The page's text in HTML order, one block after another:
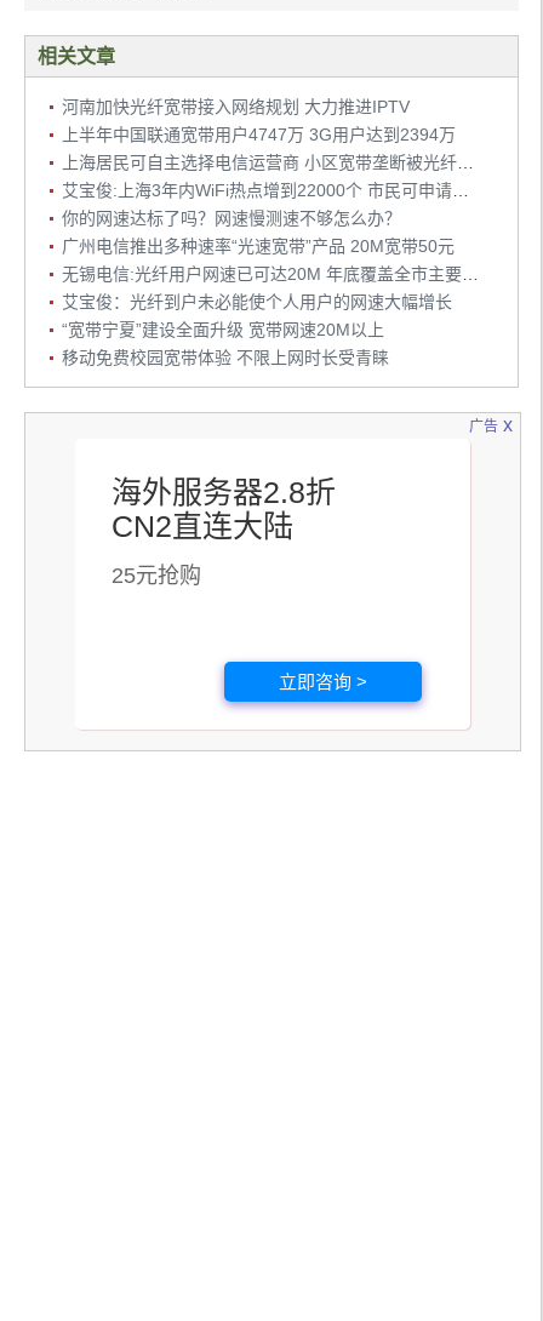
相关文章
河南加快光纤宽带接入网络规划 大力推进IPTV
上半年中国联通宽带用户4747万 3G用户达到2394万
你的网速达标了吗？网速慢测速不够怎么办？
广州电信推出多种速率“光速宽带”产品 20M宽带50元
艾宝俊：光纤到户未必能使个人用户的网速大幅增长
“宽带宁夏”建设全面升级 宽带网速20M以上
移动免费校园宽带体验 不限上网时长受青睐
广告
海外服务器2.8折
CN2直连大陆
25元抢购
立即咨询 >
x